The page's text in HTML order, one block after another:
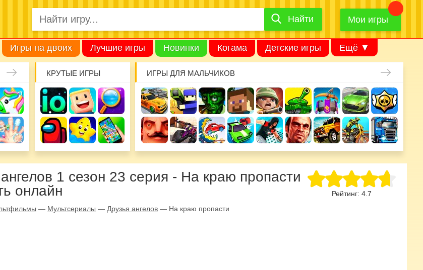
Найти
Найти Мои игры
Игры на двоих Лучшие игры Новинки Когама Детские игры Ещё ▼
КРУТЫЕ ИГРЫ ИГРЫ ДЛЯ МАЛЬЧИКОВ
Рейтинг: 4.7
1 сезон 23 серия - На краю пропасти
онлайн
— Мультсериалы — Друзья ангелов — На краю пропасти